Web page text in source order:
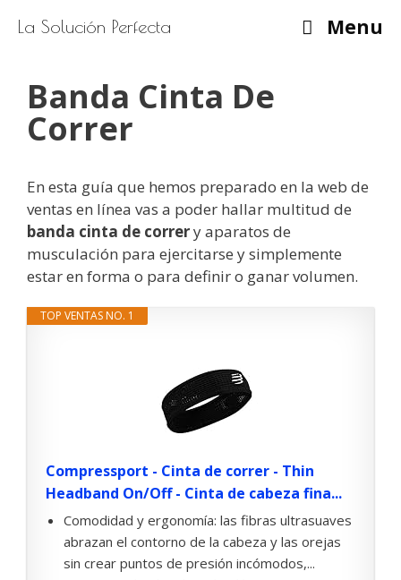
La Solución Perfecta Menu
Banda Cinta De
Correr
En esta guía que hemos preparado en la web de
ventas en línea vas a poder hallar multitud de
banda cinta de correry aparatos de
musculación para ejercitarse y simplemente
estar en forma o para definir o ganar volumen.
TOP VENTAS NO. 1
Compressport - Cinta de correr - Thin
Headband On/Off - Cinta de cabeza fina...
Comodidad y ergonomía: las fibras ultrasuaves
abrazan el contorno de la cabeza y las orejas
sin crear puntos de presión incómodos,...